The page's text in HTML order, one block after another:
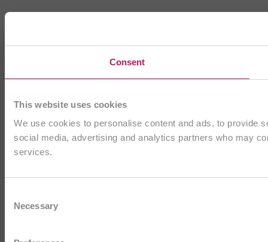
Consent
This website uses cookies
We use cookies to personalise content and ads, to provide
social media, advertising and analytics partners who may
services.
Selection
Necessary